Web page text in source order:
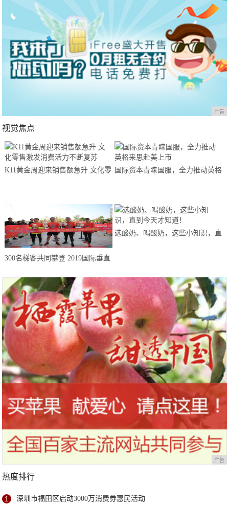
广告
视觉焦点
K11黄金周迎来销售额急升 文化零
国际资本青睐国服，全力推动英格
300名梯客共同攀登 2019国际垂直
站欢乐开跑
选酸奶、喝酸奶，这些小知识，直
广告
热度排行
1 深圳市福田区启动3000万消费券惠民活动